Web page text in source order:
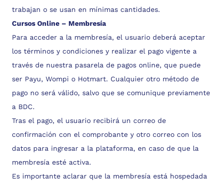
trabajan o se usan en mínimas cantidades.
Cursos Online – Membresía
Para acceder a la membresía, el usuario deberá aceptar
los términos y condiciones y realizar el pago vigente a
través de nuestra pasarela de pagos online, que puede
ser Payu, Wompi o Hotmart. Cualquier otro método de
pago no será válido, salvo que se comunique previamente
a BDC.
Tras el pago, el usuario recibirá un correo de
confirmación con el comprobante y otro correo con los
datos para ingresar a la plataforma, en caso de que la
membresía esté activa.
Es importante aclarar que la membresía está hospedada